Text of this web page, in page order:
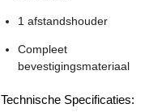
1 afstandshouder
Compleet
bevestigingsmateriaal
Technische Specificaties: